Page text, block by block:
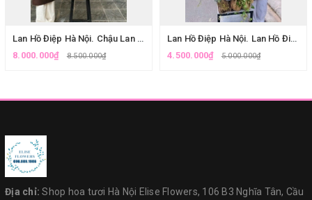
Lan Hồ Điệp Hà Nội. Chậu Lan Hồ Điệp Lũa Tiểu Cảnh Hiện Đại - Tuyệt Tác Trang Trí Tết Tại Hà Nội| Eliseflowers.
8.000.000₫
8.500.000₫
Lan Hồ Điệp Hà Nội. Lan Hồ Điệp Ghép Lũa Nghệ Thuật Xanh Táo - Quà Tặng Đối Tác Sang Trọng.
4.500.000₫
5.000.000₫
Địa chỉ:Shop hoa tươi Hà Nội Elise Flowers, 106 B3 Nghĩa Tân, Cầu